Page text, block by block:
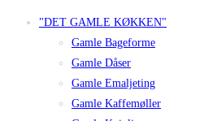
"DET GAMLE KØKKEN"
Gamle Bageforme
Gamle Dåser
Gamle Emaljeting
Gamle Kaffemøller